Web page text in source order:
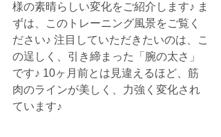
様の素晴らしい変化をご紹介します♪ ま
ずは、このトレーニング風景をご覧く
ださい♪ 注目していただきたいのは、こ
の逞しく、引き締まった「腕の太さ」
です♪ 10ヶ月前とは見違えるほど、筋
肉のラインが美しく、力強く変化され
ています♪